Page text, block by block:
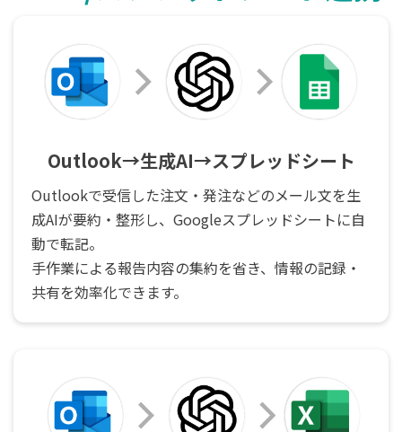
Outlook→生成AI→スプレッドシート
Outlookで受信した注文・発注などのメール文を生
成AIが要約・整形し、Googleスプレッドシートに自
動で転記。
手作業による報告内容の集約を省き、情報の記録・
共有を効率化できます。